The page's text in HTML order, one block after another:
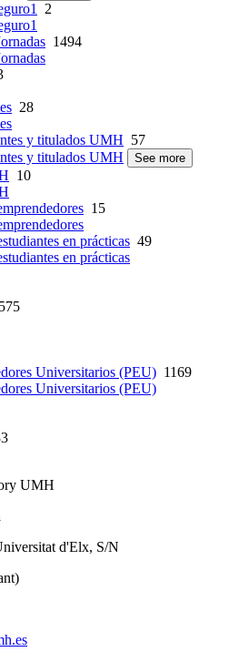
2
1494
28
y titulados UMH 57
y titulados UMH
See more
10
15
en prácticas 49
en prácticas
Universitarios (PEU) 1169
Universitarios (PEU)
UMH
d'Elx, S/N